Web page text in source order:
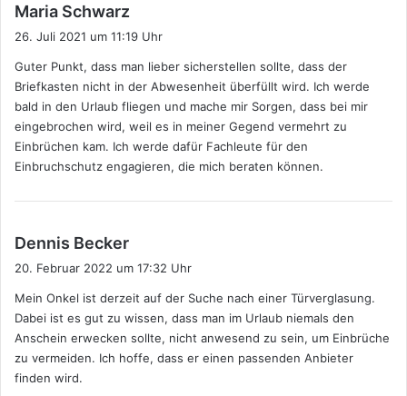
Maria Schwarz
t
:
26. Juli 2021 um 11:19 Uhr
Guter Punkt, dass man lieber sicherstellen sollte, dass der
Briefkasten nicht in der Abwesenheit überfüllt wird. Ich werde
bald in den Urlaub fliegen und mache mir Sorgen, dass bei mir
eingebrochen wird, weil es in meiner Gegend vermehrt zu
Einbrüchen kam. Ich werde dafür Fachleute für den
Einbruchschutz engagieren, die mich beraten können.
Dennis Becker
t
:
20. Februar 2022 um 17:32 Uhr
Mein Onkel ist derzeit auf der Suche nach einer Türverglasung.
Dabei ist es gut zu wissen, dass man im Urlaub niemals den
Anschein erwecken sollte, nicht anwesend zu sein, um Einbrüche
zu vermeiden. Ich hoffe, dass er einen passenden Anbieter
finden wird.